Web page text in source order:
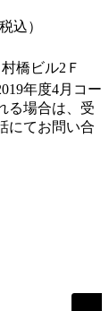
込）
橋ビル2Ｆ
年度4月コー
る場合は、受
にてお問い合